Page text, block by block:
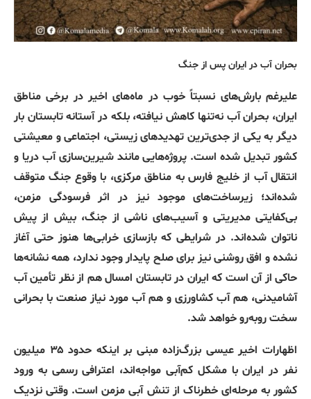
بحران آب در ایران پس از جنگ
علیرغم بارش‌های نسبتاً خوب در ماه‌های اخیر در برخی مناطق
ایران، بحران آب نه‌تنها کاهش نیافته، بلکه در آستانه تابستان بار
دیگر به یکی از جدی‌ترین تهدیدهای زیستی، اجتماعی و معیشتی
کشور تبدیل شده است. پروژه‌هایی مانند شیرین‌سازی آب دریا و
انتقال آب از خلیج فارس به مناطق مرکزی، با وقوع جنگ متوقف
شده‌اند؛ زیرساخت‌های موجود نیز در اثر فرسودگی مزمن،
بی‌کفایتی مدیریتی و آسیب‌های ناشی از جنگ، بیش از پیش
ناتوان شده‌اند. در شرایطی که بازسازی خرابی‌ها هنوز حتی آغاز
نشده و افق روشنی نیز برای صلح پایدار وجود ندارد، همه نشانه‌ها
حاکی از آن است که ایران در تابستان امسال هم از نظر تأمین آب
آشامیدنی، هم آب کشاورزی و هم آب مورد نیاز صنعت با بحرانی
سخت روبه‌رو خواهد شد.
اظهارات اخیر عیسی بزرگ‌زاده مبنی بر اینکه حدود ۳۵ میلیون
نفر در ایران با مشکل کم‌آبی مواجه‌اند، اعترافی رسمی به ورود
کشور به مرحله‌ای خطرناک از تنش آبی مزمن است. وقتی نزدیک